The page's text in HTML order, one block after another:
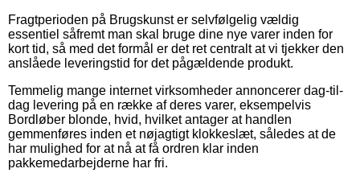
Fragtperioden på Brugskunst er selvfølgelig vældig
essentiel såfremt man skal bruge dine nye varer inden for
kort tid, så med det formål er det ret centralt at vi tjekker den
anslåede leveringstid for det pågældende produkt.
Temmelig mange internet virksomheder annoncerer dag-til-
dag levering på en række af deres varer, eksempelvis
Bordløber blonde, hvid, hvilket antager at handlen
gemmenføres inden et nøjagtigt klokkeslæt, således at de
har mulighed for at nå at få ordren klar inden
pakkemedarbejderne har fri.